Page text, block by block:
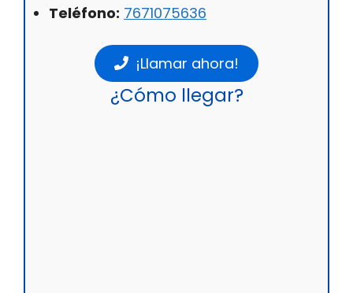
Teléfono: 7671075636
¡Llamar ahora!
¿Cómo llegar?